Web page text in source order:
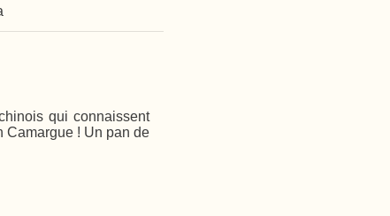
qui connaissent
Camargue ! Un pan de